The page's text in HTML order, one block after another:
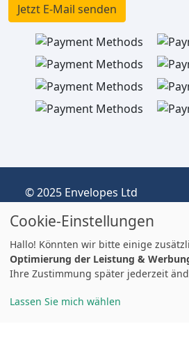
Jetzt E-Mail senden
© 2025 Envelopes Ltd
Königreich, Firmen-Nr.: 03551387
Handelnd unter dem Namen
envelopespackaging.de |
Vereinigten Königreich nach
Preise in EUR | Zölle & MwSt.
Impressum
Cookie-Einstellungen
Hallo! Könnten wir bitte einige
Optimierung der Leistung &
Ihre Zustimmung später jederzeit
Lassen Sie mich wählen